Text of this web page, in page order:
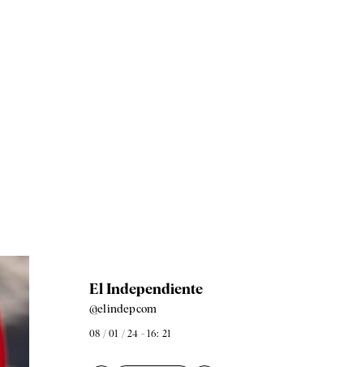
El Independiente
@elindepcom
08 / 01 / 24 - 16: 21